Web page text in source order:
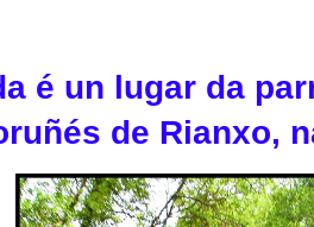
un lugar da
de Rianxo,